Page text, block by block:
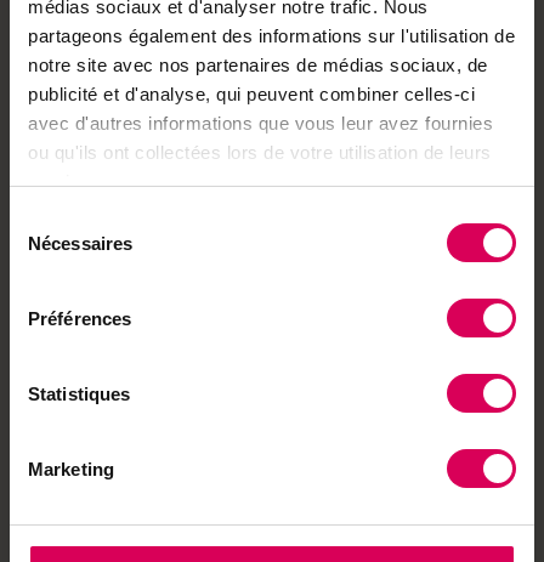
médias sociaux et d'analyser notre trafic. Nous
partageons également des informations sur l'utilisation de
notre site avec nos partenaires de médias sociaux, de
publicité et d'analyse, qui peuvent combiner celles-ci
avec d'autres informations que vous leur avez fournies
ou qu'ils ont collectées lors de votre utilisation de leurs
services.
Nécessaires
Préférences
Statistiques
Marketing
General Media
guides de randonnées en
Suisse romande avec 50-
65 itinéraires par volume
depuis Lausanne.
produits
Vous pourriez aussi aimer